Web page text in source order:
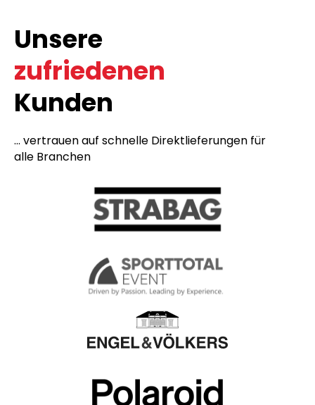
Unsere
zufriedenen
Kunden
... vertrauen auf schnelle Direktlieferungen für
alle Branchen